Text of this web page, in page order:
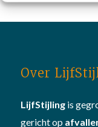
Over
LijfStijlingis
gericht op